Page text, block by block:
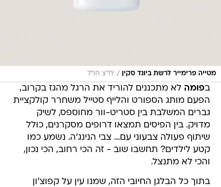
מטייה פרימייר לרשת ביונד סקין / יח״צ חו״ל
בפומה לא מתכננים להוריד את הרגל מהגז בקרוב,
הפעם מותג הספורט והלייף סטייל משחרר קולקציית
גברים המשלבת בין סטריט-וור מחוספס, לשיק
מדויק. בין הפיסים תמצאו דרופים מסקרנים, כולל
שיתוף פעולה צבעוני עם... צבי הנינג'ה. נשמע כמו
קטע לילדים? תחשבו שוב - זה הכי רחוב, הכי נכון,
והכי לא מתנצל.
בתוך כל הבלגן החיובי הזה, שמנו עין על קפוצ'ון